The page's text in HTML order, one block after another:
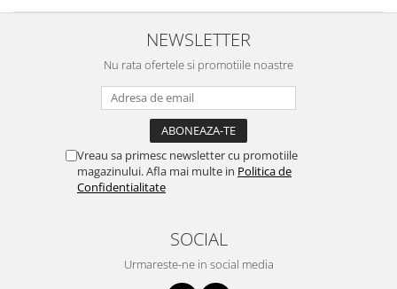
NEWSLETTER
Nu rata ofertele si promotiile noastre
Vreau sa primesc newsletter cu promotiile
magazinului. Afla mai multe in Politica de
Confidentialitate
SOCIAL
Urmareste-ne in social media